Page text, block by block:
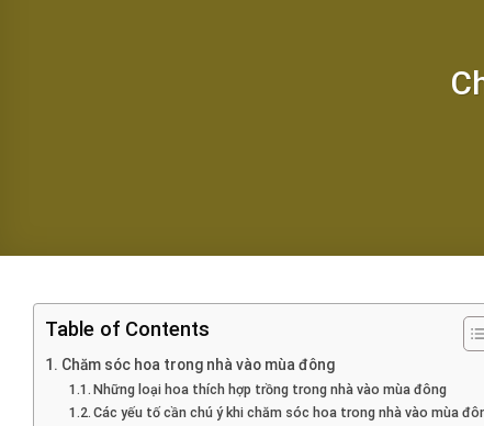
Table of Contents
Chăm sóc hoa trong nhà vào mùa đông
Những loại hoa thích hợp trồng trong nhà vào mùa đông
Các yếu tố cần chú ý khi chăm sóc hoa trong nhà vào mùa